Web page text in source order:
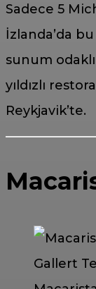
Sadece 5
İzlanda’da
sunum
yıldızlı
Reykjavik’te.